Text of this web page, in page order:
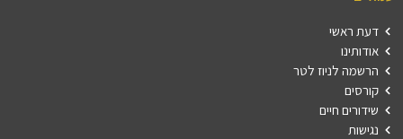
דעת ראשי
אודותינו
הרשמה לניוז לטר
קורסים
שידורים חיים
נגישות